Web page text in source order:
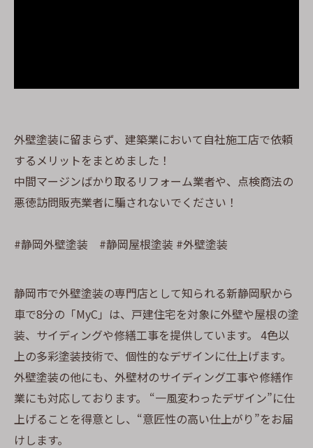
外壁塗装に留まらず、建築業において自社施工店で依頼
するメリットをまとめました！
中間マージンばかり取るリフォーム業者や、点検商法の
悪徳訪問販売業者に騙されないでください！
#静岡外壁塗装 #静岡屋根塗装 #外壁塗装
静岡市で外壁塗装の専門店として知られる新静岡駅から
車で8分の「MyC」は、戸建住宅を対象に外壁や屋根の塗
装、サイディングや修繕工事を提供しています。 4色以
上の多彩塗装技術で、個性的なデザインに仕上げます。
外壁塗装の他にも、外壁材のサイディング工事や修繕作
業にも対応しております。 “一風変わったデザイン”に仕
上げることを得意とし、“意匠性の高い仕上がり”をお届
けします。